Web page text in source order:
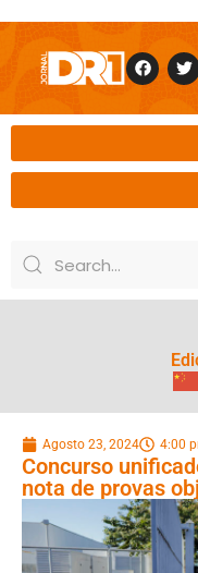
Agosto 23, 2024 4:00
Concurso
nota de provas